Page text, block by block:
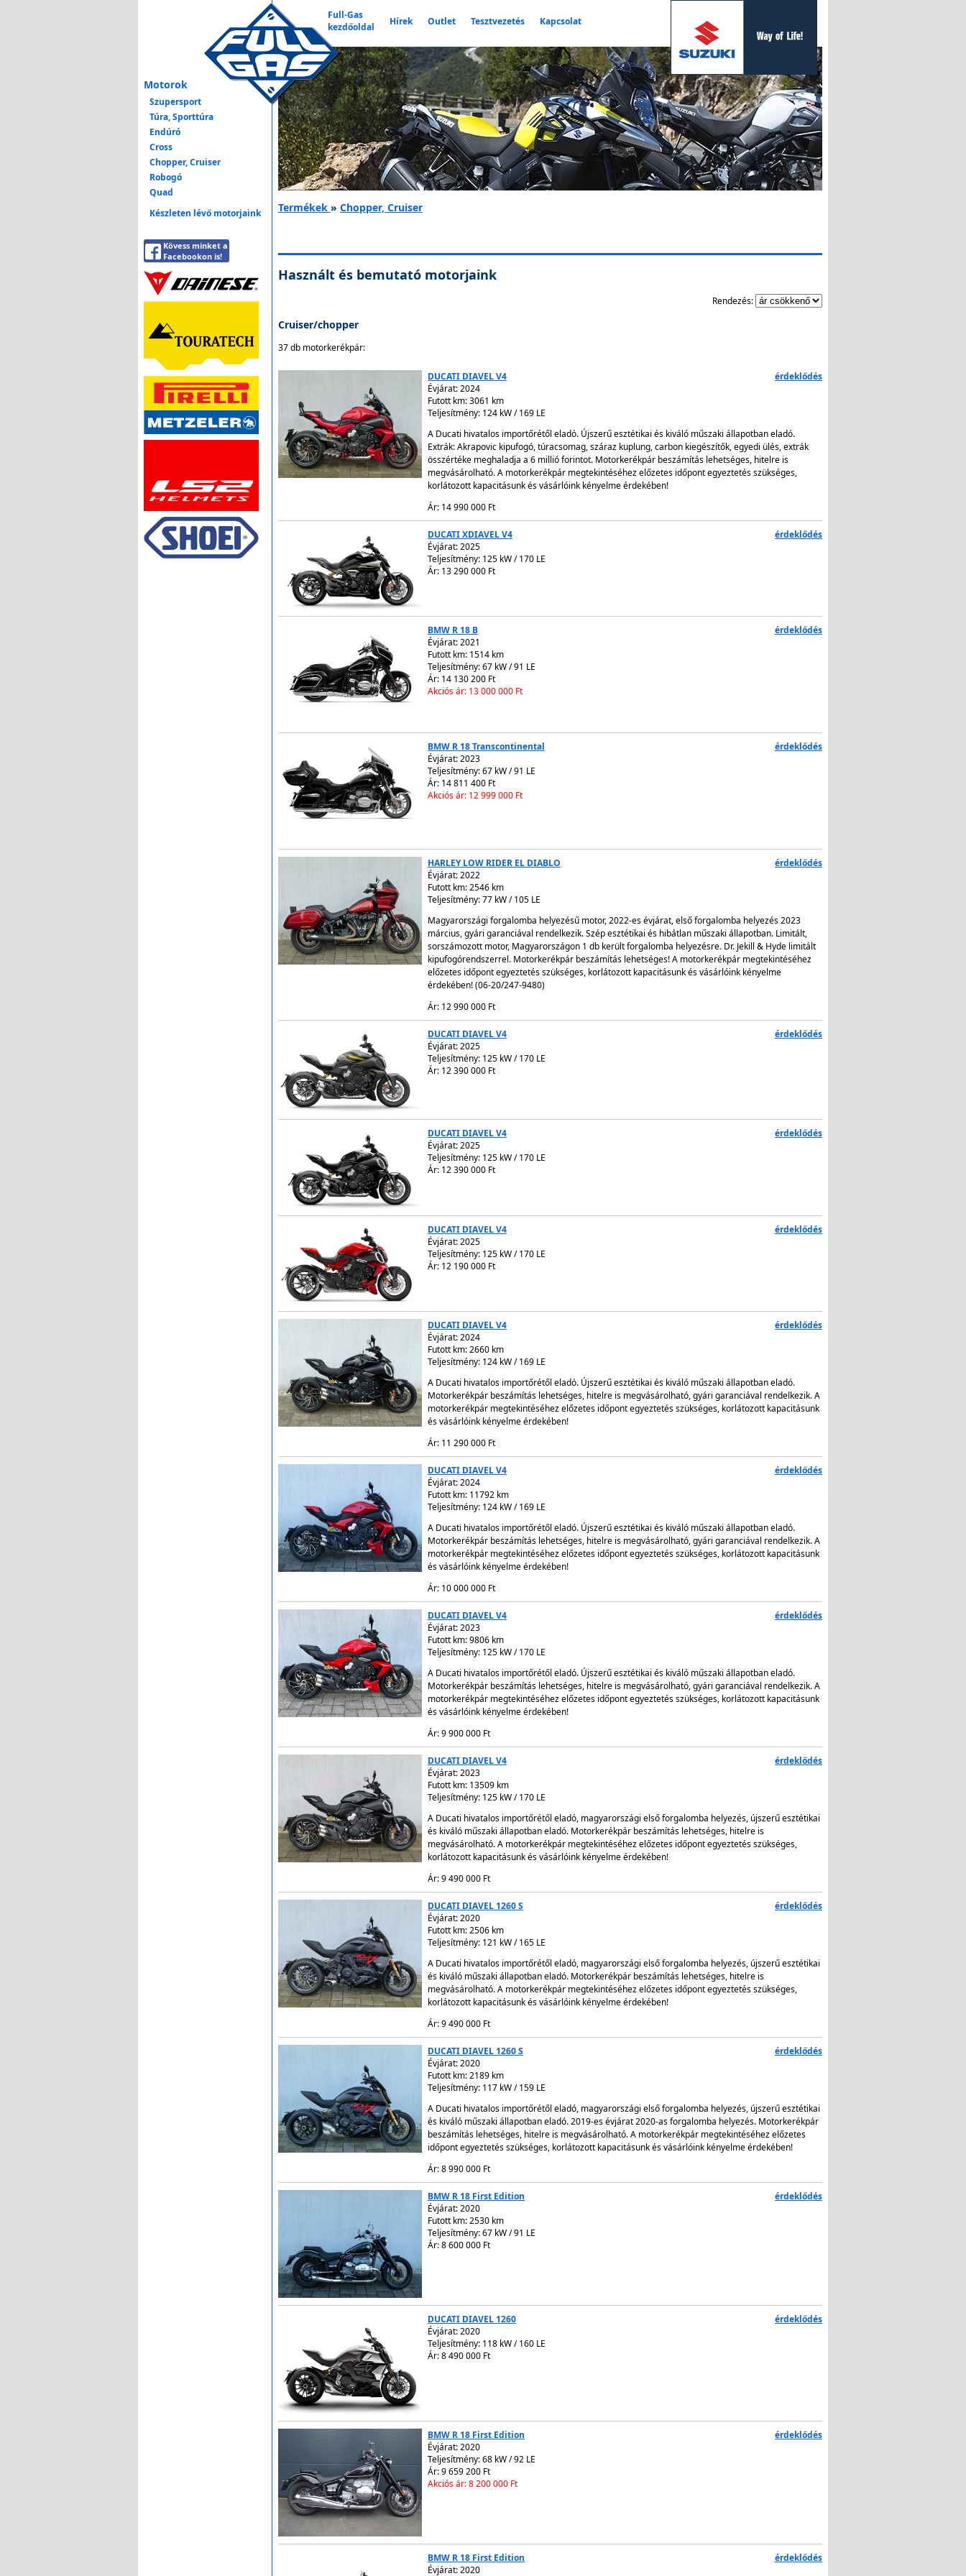
Motorok
Szupersport
Túra, Sporttúra
Endúró
Cross
Chopper, Cruiser
Robogó
Quad
Készleten lévő motorjaink
Kövess minket a
Facebookon is!
Full-Gas
kezdőoldal
Hírek Outlet Tesztvezetés Kapcsolat
Termékek » Chopper, Cruiser
Használt és bemutató motorjaink
Rendezés:
Cruiser/chopper
37 db motorkerékpár:
DUCATI DIAVEL V4
érdeklődés
Évjárat:2024
Futott km: 3061 km
Teljesítmény: 124 kW / 169 LE
A Ducati hivatalos importőrétől eladó. Újszerű esztétikai és kiváló műszaki állapotban eladó.
Extrák: Akrapovic kipufogó, túracsomag, száraz kuplung, carbon kiegészítők, egyedi ülés, extrák
összértéke meghaladja a 6 millió forintot. Motorkerékpár beszámítás lehetséges, hitelre is
megvásárolható. A motorkerékpár megtekintéséhez előzetes időpont egyeztetés szükséges,
korlátozott kapacitásunk és vásárlóink kényelme érdekében!
Ár: 14 990 000 Ft
DUCATI XDIAVEL V4
érdeklődés
Évjárat:2025
Teljesítmény: 125 kW / 170 LE
Ár: 13 290 000 Ft
BMW R 18 B
érdeklődés
Évjárat:2021
Futott km: 1514 km
Teljesítmény: 67 kW / 91 LE
Ár: 14 130 200 Ft
Akciós ár: 13 000 000 Ft
BMW R 18 Transcontinental
érdeklődés
Évjárat:2023
Teljesítmény: 67 kW / 91 LE
Ár: 14 811 400 Ft
Akciós ár: 12 999 000 Ft
HARLEY LOW RIDER EL DIABLO
érdeklődés
Évjárat:2022
Futott km: 2546 km
Teljesítmény: 77 kW / 105 LE
Magyarországi forgalomba helyezésű motor, 2022-es évjárat, első forgalomba helyezés 2023
március, gyári garanciával rendelkezik. Szép esztétikai és hibátlan műszaki állapotban. Limitált,
sorszámozott motor, Magyarországon 1 db került forgalomba helyezésre. Dr. Jekill & Hyde limitált
kipufogórendszerrel. Motorkerékpár beszámítás lehetséges! A motorkerékpár megtekintéséhez
előzetes időpont egyeztetés szükséges, korlátozott kapacitásunk és vásárlóink kényelme
érdekében! (06-20/247-9480)
Ár: 12 990 000 Ft
DUCATI DIAVEL V4
érdeklődés
Évjárat:2025
Teljesítmény: 125 kW / 170 LE
Ár: 12 390 000 Ft
DUCATI DIAVEL V4
érdeklődés
Évjárat:2025
Teljesítmény: 125 kW / 170 LE
Ár: 12 390 000 Ft
DUCATI DIAVEL V4
érdeklődés
Évjárat:2025
Teljesítmény: 125 kW / 170 LE
Ár: 12 190 000 Ft
DUCATI DIAVEL V4
érdeklődés
Évjárat:2024
Futott km: 2660 km
Teljesítmény: 124 kW / 169 LE
A Ducati hivatalos importőrétől eladó. Újszerű esztétikai és kiváló műszaki állapotban eladó.
Motorkerékpár beszámítás lehetséges, hitelre is megvásárolható, gyári garanciával rendelkezik. A
motorkerékpár megtekintéséhez előzetes időpont egyeztetés szükséges, korlátozott kapacitásunk
és vásárlóink kényelme érdekében!
Ár: 11 290 000 Ft
DUCATI DIAVEL V4
érdeklődés
Évjárat:2024
Futott km: 11792 km
Teljesítmény: 124 kW / 169 LE
A Ducati hivatalos importőrétől eladó. Újszerű esztétikai és kiváló műszaki állapotban eladó.
Motorkerékpár beszámítás lehetséges, hitelre is megvásárolható, gyári garanciával rendelkezik. A
motorkerékpár megtekintéséhez előzetes időpont egyeztetés szükséges, korlátozott kapacitásunk
és vásárlóink kényelme érdekében!
Ár: 10 000 000 Ft
DUCATI DIAVEL V4
érdeklődés
Évjárat:2023
Futott km: 9806 km
Teljesítmény: 125 kW / 170 LE
A Ducati hivatalos importőrétől eladó. Újszerű esztétikai és kiváló műszaki állapotban eladó.
Motorkerékpár beszámítás lehetséges, hitelre is megvásárolható, gyári garanciával rendelkezik. A
motorkerékpár megtekintéséhez előzetes időpont egyeztetés szükséges, korlátozott kapacitásunk
és vásárlóink kényelme érdekében!
Ár: 9 900 000 Ft
DUCATI DIAVEL V4
érdeklődés
Évjárat:2023
Futott km: 13509 km
Teljesítmény: 125 kW / 170 LE
A Ducati hivatalos importőrétől eladó, magyarországi első forgalomba helyezés, újszerű esztétikai
és kiváló műszaki állapotban eladó. Motorkerékpár beszámítás lehetséges, hitelre is
megvásárolható. A motorkerékpár megtekintéséhez előzetes időpont egyeztetés szükséges,
korlátozott kapacitásunk és vásárlóink kényelme érdekében!
Ár: 9 490 000 Ft
DUCATI DIAVEL 1260 S
érdeklődés
Évjárat:2020
Futott km: 2506 km
Teljesítmény: 121 kW / 165 LE
A Ducati hivatalos importőrétől eladó, magyarországi első forgalomba helyezés, újszerű esztétikai
és kiváló műszaki állapotban eladó. Motorkerékpár beszámítás lehetséges, hitelre is
megvásárolható. A motorkerékpár megtekintéséhez előzetes időpont egyeztetés szükséges,
korlátozott kapacitásunk és vásárlóink kényelme érdekében!
Ár: 9 490 000 Ft
DUCATI DIAVEL 1260 S
érdeklődés
Évjárat:2020
Futott km: 2189 km
Teljesítmény: 117 kW / 159 LE
A Ducati hivatalos importőrétől eladó, magyarországi első forgalomba helyezés, újszerű esztétikai
és kiváló műszaki állapotban eladó. 2019-es évjárat 2020-as forgalomba helyezés. Motorkerékpár
beszámítás lehetséges, hitelre is megvásárolható. A motorkerékpár megtekintéséhez előzetes
időpont egyeztetés szükséges, korlátozott kapacitásunk és vásárlóink kényelme érdekében!
Ár: 8 990 000 Ft
BMW R 18 First Edition
érdeklődés
Évjárat:2020
Futott km: 2530 km
Teljesítmény: 67 kW / 91 LE
Ár: 8 600 000 Ft
DUCATI DIAVEL 1260
érdeklődés
Évjárat:2020
Teljesítmény: 118 kW / 160 LE
Ár: 8 490 000 Ft
BMW R 18 First Edition
érdeklődés
Évjárat:2020
Teljesítmény: 68 kW / 92 LE
Ár: 9 659 200 Ft
Akciós ár: 8 200 000 Ft
BMW R 18 First Edition
érdeklődés
Évjárat:2020